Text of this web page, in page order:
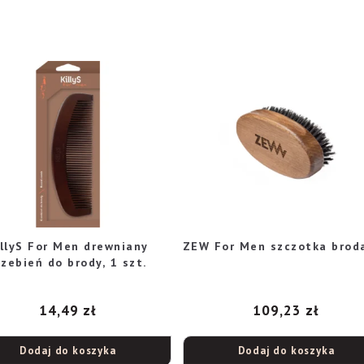
For Men drewniany
do brody, 1 szt.
14,49 zł
Dodaj do koszyka
ZEW For Men szczotka
109,23 zł
Dodaj do koszyka